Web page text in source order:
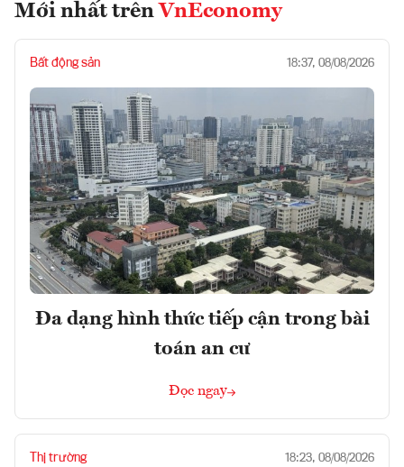
Mới nhất trên VnEconomy
Bất động sản 18:37, 08/08/2026
Đa dạng hình thức tiếp cận trong bài
toán an cư
Đọc ngay
Thị trường 18:23, 08/08/2026